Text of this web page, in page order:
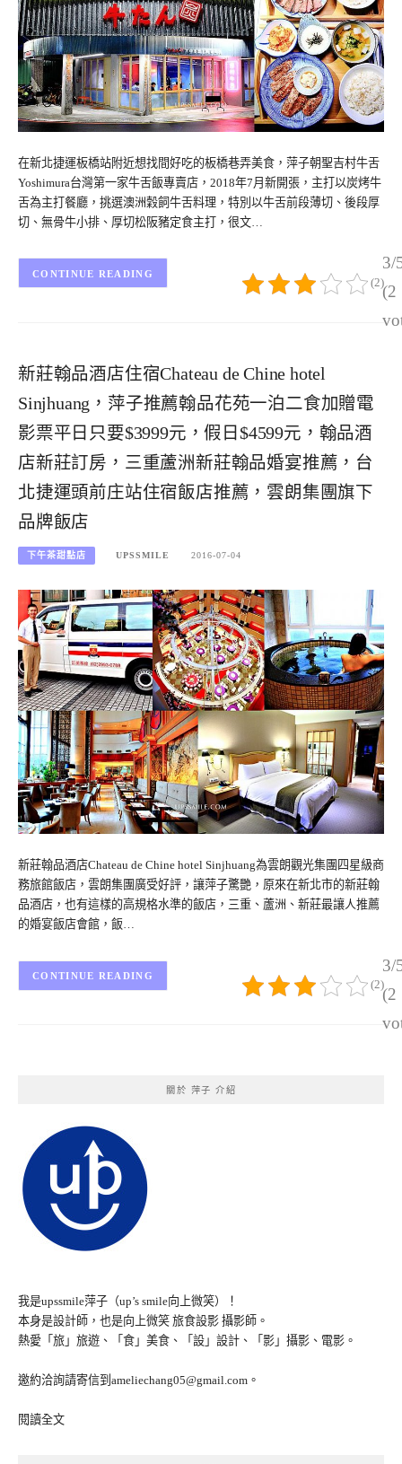
在新北捷運板橋站附近想找間好吃的板橋巷弄美食，萍子朝聖吉村牛舌
Yoshimura台灣第一家牛舌飯專賣店，2018年7月新開張，主打以炭烤牛
舌為主打餐廳，挑選澳洲穀飼牛舌料理，特別以牛舌前段薄切、後段厚
切、無骨牛小排、厚切松阪豬定食主打，很文…
3/
(2
(2)
CONTINUE READING
新莊翰品酒店住宿Chateau de Chine hotel
Sinjhuang，萍子推薦翰品花苑一泊二食加贈電
影票平日只要$3999元，假日$4599元，翰品酒
店新莊訂房，三重蘆洲新莊翰品婚宴推薦，台
北捷運頭前庄站住宿飯店推薦，雲朗集團旗下
品牌飯店
下午茶甜點店 UPSSMILE 2016-07-04
新莊翰品酒店Chateau de Chine hotel Sinjhuang為雲朗觀光集團四星級商
務旅館飯店，雲朗集團廣受好評，讓萍子驚艷，原來在新北市的新莊翰
品酒店，也有這樣的高規格水準的飯店，三重、蘆洲、新莊最讓人推薦
的婚宴飯店會館，飯…
3/
(2
(2)
CONTINUE READING
關於 萍子 介紹
我是upssmile萍子（up’s smile向上微笑）！
本身是設計師，也是向上微笑 旅食設影 攝影師。
熱愛「旅」旅遊、「食」美食、「設」設計、「影」攝影、電影。
邀約洽詢請寄信到ameliechang05@gmail.com。
閱讀全文